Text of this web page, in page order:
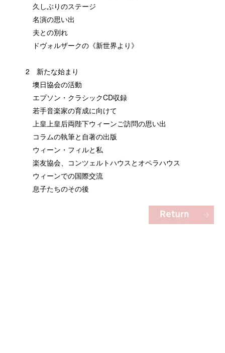
久しぶりのステージ
名演の思い出
夫との別れ
ドヴォルザークの《新世界より》
2 新たな始まり
墺日協会の活動
エプソン・クラシックCD収録
若手音楽家の育成に向けて
上皇上皇后両陛下ウィーンご訪問の思い出
コラムの執筆と自著の出版
ウィーン・フィルと私
楽友協会、コンツェルトハウスとオペラハウス
ウィーンでの国際交流
息子たちのその後